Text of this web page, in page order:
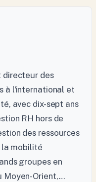
directeur des
à l'international et
avec dix-sept ans
RH hors de
des ressources
la mobilité
groupes en
Moyen-Orient,…